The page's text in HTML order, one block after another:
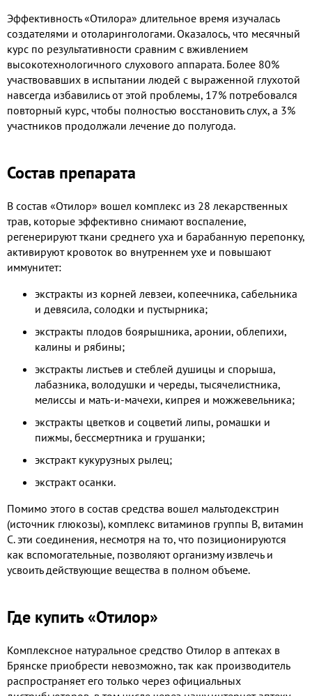
Эффективность «Отилора» длительное время изучалась
создателями и отоларингологами. Оказалось, что месячный
курс по результативности сравним с вживлением
высокотехнологичного слухового аппарата. Более 80%
участвовавших в испытании людей с выраженной глухотой
навсегда избавились от этой проблемы, 17% потребовался
повторный курс, чтобы полностью восстановить слух, а 3%
участников продолжали лечение до полугода.
Состав препарата
В состав «Отилор» вошел комплекс из 28 лекарственных
трав, которые эффективно снимают воспаление,
регенерируют ткани среднего уха и барабанную перепонку,
активируют кровоток во внутреннем ухе и повышают
иммунитет:
экстракты из корней левзеи, копеечника, сабельника
и девясила, солодки и пустырника;
экстракты плодов боярышника, аронии, облепихи,
калины и рябины;
экстракты листьев и стеблей душицы и спорыша,
лабазника, володушки и череды, тысячелистника,
мелиссы и мать-и-мачехи, кипрея и можжевельника;
экстракты цветков и соцветий липы, ромашки и
пижмы, бессмертника и грушанки;
экстракт кукурузных рылец;
экстракт осанки.
Помимо этого в состав средства вошел мальтодекстрин
(источник глюкозы), комплекс витаминов группы В, витамин
С. эти соединения, несмотря на то, что позиционируются
как вспомогательные, позволяют организму извлечь и
усвоить действующие вещества в полном объеме.
Где купить «Отилор»
Комплексное натуральное средство Отилор в аптеках в
Брянске приобрести невозможно, так как производитель
распространяет его только через официальных